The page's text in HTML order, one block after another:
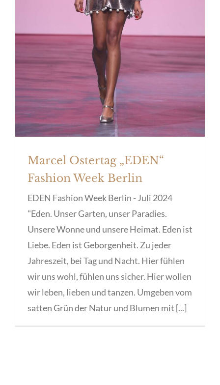
Week Berlin
Marcel Ostertag „EDEN“
Fashion Week Berlin
EDEN Fashion Week Berlin - Juli 2024
"Eden. Unser Garten, unser Paradies.
Unsere Wonne und unsere Heimat. Eden ist
Liebe. Eden ist Geborgenheit. Zu jeder
Jahreszeit, bei Tag und Nacht. Hier fühlen
wir uns wohl, fühlen uns sicher. Hier wollen
wir leben, lieben und tanzen. Umgeben vom
satten Grün der Natur und Blumen mit [...]